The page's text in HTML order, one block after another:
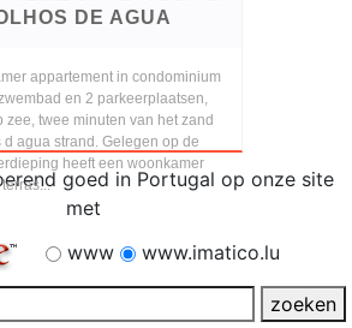
DE AGUA
appartement in condominium
en 2 parkeerplaatsen,
zee, twee minuten van het zand
d agua strand. Gelegen op de
heeft een woonkamer
goed in Portugal op onze site
met
www
www.imatico.lu